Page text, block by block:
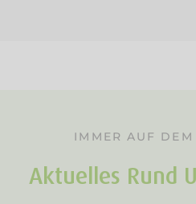
IMMER AUF
Aktuelles Rund